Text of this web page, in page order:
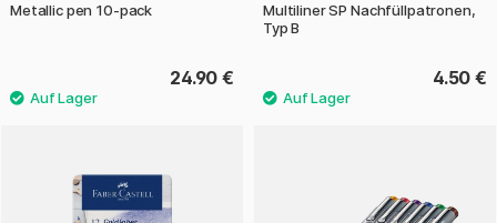
Metallic pen 10-pack
24.90 €
Multiliner SP Nachfüllpatronen,
Typ B
4.50 €